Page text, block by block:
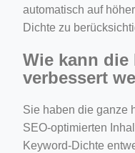
automatisch auf
Dichte zu
Wie kann die
verbessert
Sie haben die ganze
SEO-optimierten
Keyword-Dichte